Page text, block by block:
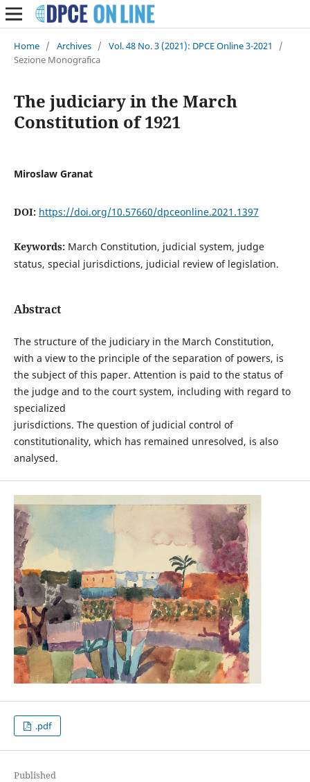
Home / Archives / Vol. 48 No. 3 (2021): DPCE Online 3-2021
/
Sezione Monografica
The judiciary in the March
Constitution of 1921
Miroslaw Granat
DOI: https://doi.org/10.57660/dpceonline.2021.1397
Keywords: March Constitution, judicial system, judge
status, special jurisdictions, judicial review of legislation.
Abstract
The structure of the judiciary in the March Constitution,
with a view to the principle of the separation of powers, is
the subject of this paper. Attention is paid to the status of
the judge and to the court system, including with regard to
specialized
jurisdictions. The question of judicial control of
constitutionality, which has remained unresolved, is also
analysed.
.pdf
Published